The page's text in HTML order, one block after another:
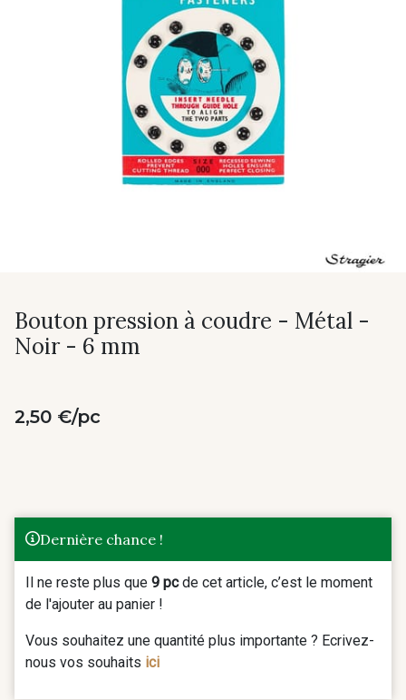
Bouton pression à coudre - Métal -
Noir - 6 mm
2,50 €/pc
Dernière chance !
Il ne reste plus que 9 pcde cet article, c’est le moment
de l'ajouter au panier !
Vous souhaitez une quantité plus importante ? Ecrivez-
nous vos souhaits ici